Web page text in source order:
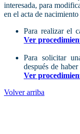
interesada, para
en el acta de
Para realizar el
Ver
Para solicitar
después de
Ver
Volver arriba